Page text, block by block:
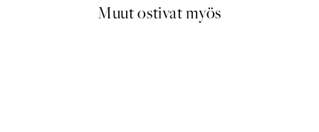
Muut ostivat myös